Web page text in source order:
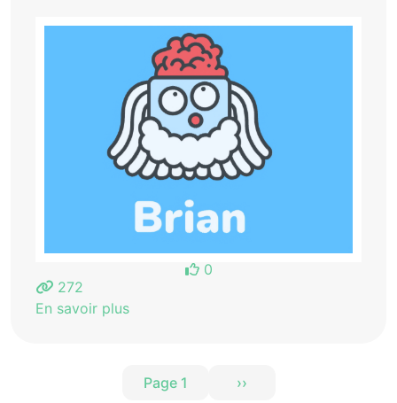
0
272
En savoir plus
Page 1 ››